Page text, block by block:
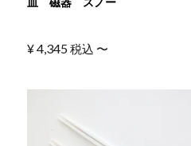
¥4,345税込 〜